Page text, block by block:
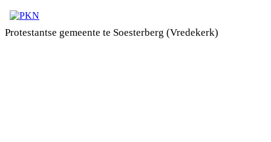
Protestantse gemeente te Soesterberg (Vredekerk)